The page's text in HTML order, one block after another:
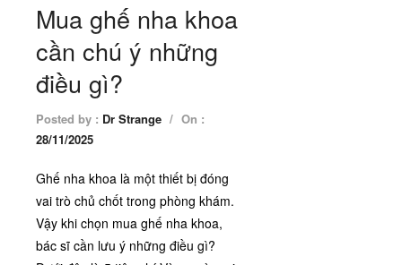
Mua ghế nha khoa
cần chú ý những
điều gì?
Posted by : Dr Strange / On :
28/11/2025
Ghế nha khoa là một thiết bị đóng
vai trò chủ chốt trong phòng khám.
Vậy khi chọn mua ghế nha khoa,
bác sĩ cần lưu ý những điều gì?